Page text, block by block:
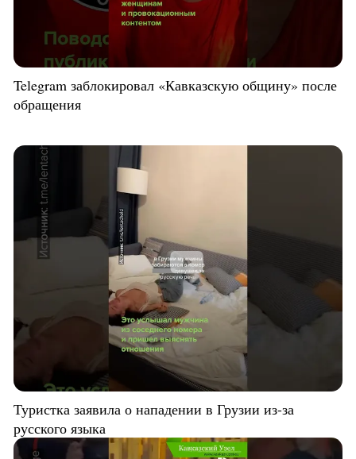
Telegram заблокировал «Кавказскую общину» после
обращения
Туристка заявила о нападении в Грузии из-за
русского языка